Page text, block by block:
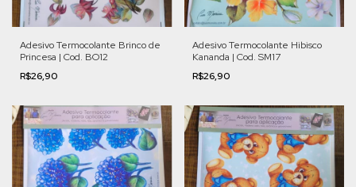
Adesivo Termocolante Brinco de
Princesa | Cod. BO12
R$26,90
Adesivo Termocolante Hibisco
Kananda | Cod. SM17
R$26,90